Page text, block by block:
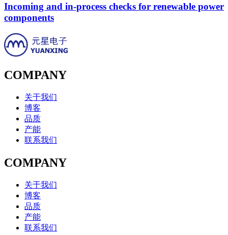
Incoming and in-process checks for renewable power
components
COMPANY
关于我们
博客
品质
产能
联系我们
COMPANY
关于我们
博客
品质
产能
联系我们